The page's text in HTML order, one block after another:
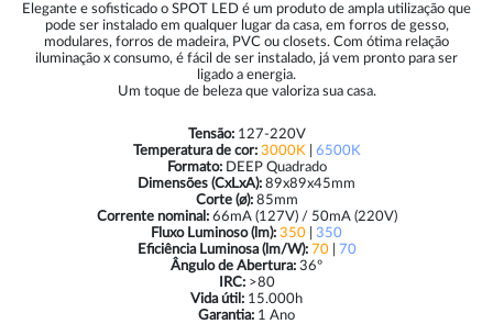
Elegante e sofisticado o SPOT LED é um produto de ampla utilização que
pode ser instalado em qualquer lugar da casa, em forros de gesso,
modulares, forros de madeira, PVC ou closets. Com ótima relação
iluminação x consumo, é fácil de ser instalado, já vem pronto para ser
ligado a energia.
Um toque de beleza que valoriza sua casa.
Tensão:127-220V
Temperatura de cor: 3000K| 6500K
Formato:DEEP Quadrado
Dimensões (CxLxA): 89x89x45mm
Corte (ø):85mm
Corrente nominal:66mA (127V) / 50mA (220V)
Fluxo Luminoso (lm): 350
350
Eficiência Luminosa (lm/W): 70| 70
Ângulo de Abertura: 36º
IRC:>80
Vida útil: 15.000h
Garantia: 1 Ano